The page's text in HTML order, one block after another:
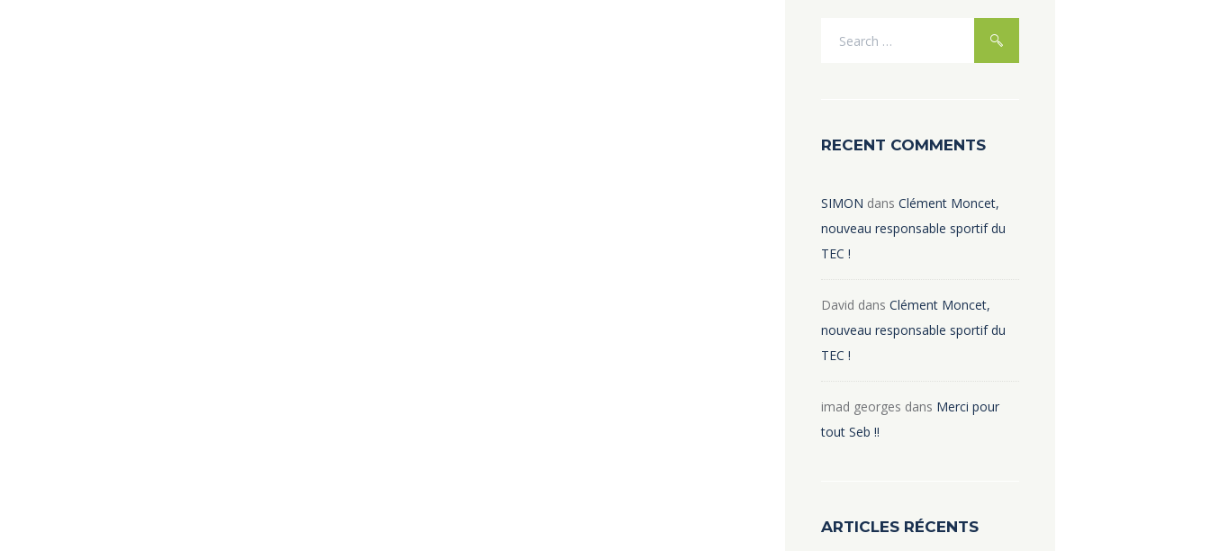
RECENT COMMENTS
SIMON dans Clément Moncet,
nouveau responsable sportif du
TEC !
David dans Clément Moncet,
nouveau responsable sportif du
TEC !
imad georges dans Merci pour
tout Seb !!
ARTICLES RÉCENTS